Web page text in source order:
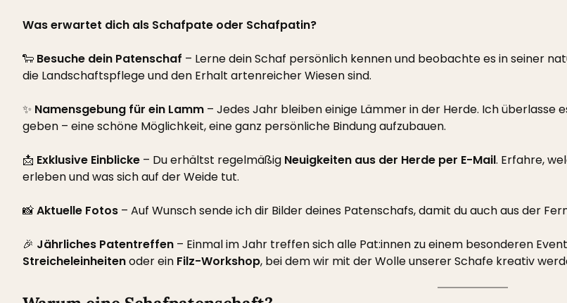
Was erwartet dich als Schafpate oder Schafpatin?
🐑 Besuche dein Patenschaf – Lerne dein Schaf persönlich kennen und beobachte es in seiner
die Landschaftspflege und den Erhalt artenreicher Wiesen sind.
✨ Namensgebung für ein Lamm – Jedes Jahr bleiben einige Lämmer in der Herde. Ich überlasse
geben – eine schöne Möglichkeit, eine ganz persönliche Bindung aufzubauen.
📩 Exklusive Einblicke – Du erhältst regelmäßig Neuigkeiten aus der Herde per E-Mail. Erfahre,
erleben und was sich auf der Weide tut.
📸Aktuelle Fotos – Auf Wunsch sende ich dir Bilder deines Patenschafs, damit du auch aus der
🎉 Jährliches Patentreffen – Einmal im Jahr treffen sich alle Pat:innen zu einem besonderen
Streicheleinheitenoder ein Filz-Workshop, bei dem wir mit der Wolle unserer Schafe kreativ